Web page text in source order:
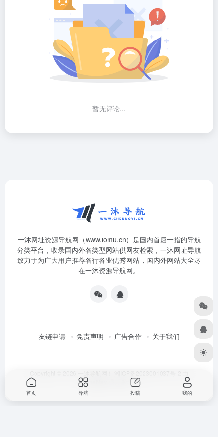
暂无评论...
一沐网址资源导航网（www.iomu.cn）是国内首屈一指的导航
分类平台，收录国内外各类型网站供网友检索，一沐网址导航
致力于为广大用户推荐各行各业优秀网站，国内外网站大全尽
在一沐资源导航网。
友链申请 免责声明 广告合作 关于我们
OneNav 强力驱动
首页 导航 投稿 我的